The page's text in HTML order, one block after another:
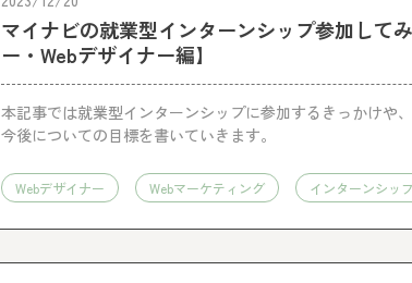
マイナビの就業型インターンシップ参加して
ー・Webデザイナー編】
本記事では就業型インターンシップに参加するきっかけや
今後についての目標を書いていきます。
Webデザイナー Webマーケティング インターンシッ